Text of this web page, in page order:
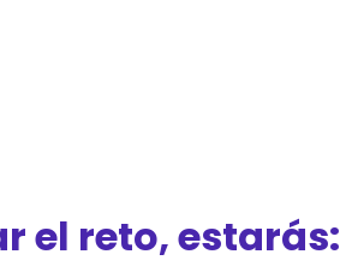
el reto, estarás: